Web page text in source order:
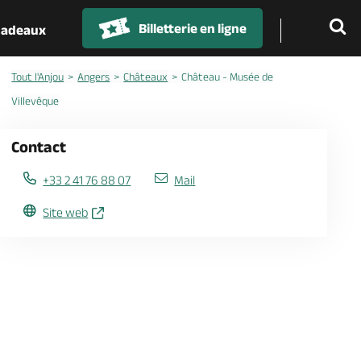
Billetterie en ligne
Tout l'Anjou Angers Châteaux
Château - Musée de
Villevêque
Contact
+33 2 41 76 88 07 Mail
Site web